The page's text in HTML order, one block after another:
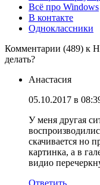
Всё про Windows
В контакте
Одноклассники
Комментарии (489) к
делать?
Анастасия
05.10.2017 в
У меня другая
скачивается но
картинка, а в
видио